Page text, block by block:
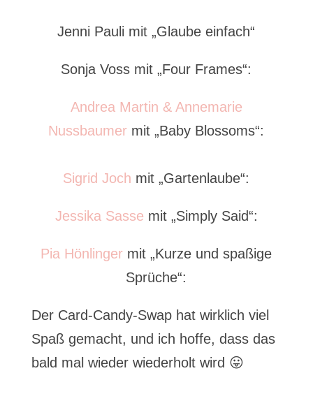
Jenni Pauli mit „Glaube einfach“
Sonja Voss mit „Four Frames“:
Andrea Martin & Annemarie
Nussbaumer mit „Baby Blossoms“:
Sigrid Joch mit „Gartenlaube“:
Jessika Sasse mit „Simply Said“:
Pia Hönlinger mit „Kurze und spaßige
Sprüche“:
Der Card-Candy-Swap hat wirklich viel
Spaß gemacht, und ich hoffe, dass das
bald mal wieder wiederholt wird 😛